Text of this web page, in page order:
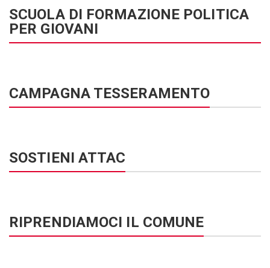
SCUOLA DI FORMAZIONE POLITICA
PER GIOVANI
CAMPAGNA TESSERAMENTO
SOSTIENI ATTAC
RIPRENDIAMOCI IL COMUNE